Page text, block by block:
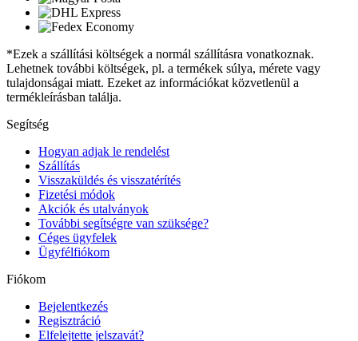
*Ezek a szállítási költségek a normál szállításra vonatkoznak.
Lehetnek további költségek, pl. a termékek súlya, mérete vagy
tulajdonságai miatt. Ezeket az információkat közvetlenül a
termékleírásban találja.
Segítség
Hogyan adjak le rendelést
Szállítás
Visszaküldés és visszatérítés
Fizetési módok
Akciók és utalványok
További segítségre van szüksége?
Céges ügyfelek
Ügyfélfiókom
Fiókom
Bejelentkezés
Regisztráció
Elfelejtette jelszavát?